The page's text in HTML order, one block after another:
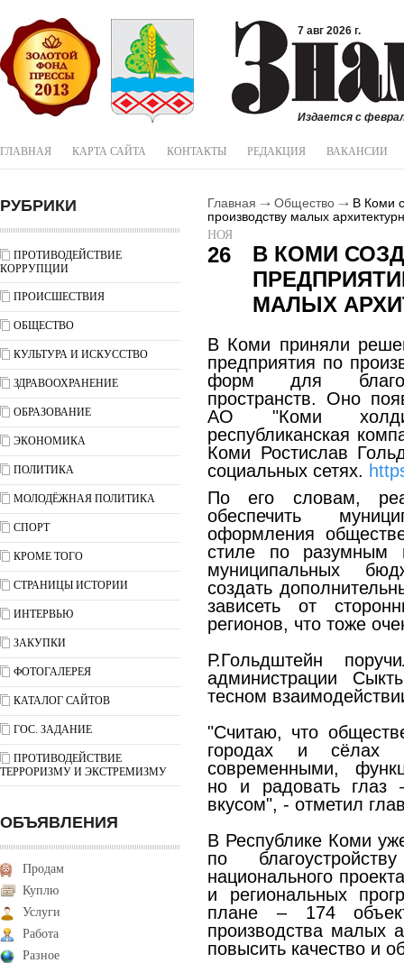
7 авг 2026 г.
Издается с
ГЛАВНАЯ КАРТА САЙТА КОНТАКТЫ РЕДАКЦИЯ ВАКАНСИИ
РУБРИКИ
ПРОТИВОДЕЙСТВИЕ
КОРРУПЦИИ
ПРОИСШЕСТВИЯ
ОБЩЕСТВО
КУЛЬТУРА И ИСКУССТВО
ЗДРАВООХРАНЕНИЕ
ОБРАЗОВАНИЕ
ЭКОНОМИКА
ПОЛИТИКА
МОЛОДЁЖНАЯ ПОЛИТИКА
СПОРТ
КРОМЕ ТОГО
СТРАНИЦЫ ИСТОРИИ
ИНТЕРВЬЮ
ЗАКУПКИ
ФОТОГАЛЕРЕЯ
КАТАЛОГ САЙТОВ
ГОС. ЗАДАНИЕ
ПРОТИВОДЕЙСТВИЕ
ТЕРРОРИЗМУ И ЭКСТРЕМИЗМУ
ОБЪЯВЛЕНИЯ
Продам
Куплю
Услуги
Работа
Разное
Главная Общество
В Коми
производству малых
НОЯ
26
В КОМИ
МАЛЫХ
В Коми приняли
предприятия по
форм для
пространств. Оно
АО "Коми
республиканская
Коми Ростислав
социальных сетях.
По его словам,
обеспечить
оформления
стиле по разумным
муниципальных
создать
зависеть от
регионов, что тоже
Р.Гольдштейн
администрации
тесном
"Считаю, что
городах и сёлах
современными,
но и радовать глаз
вкусом", - отметил
В Республике Коми
по
национального
и региональных
плане – 174
производства малых
повысить качество и